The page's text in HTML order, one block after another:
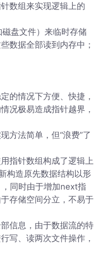
数组来实现逻辑上的
盘文件）来临时存储
数据全部读到内存中；
的情况下方便、快捷，
况极易造成指针越界，
方法简单，但“浪费”了
指针数组构成了逻辑上
构造原先数据结构以形
同时由于增加next指
存储空间分立，不易于
信息，由于数据流的特
写、读两次文件操作，